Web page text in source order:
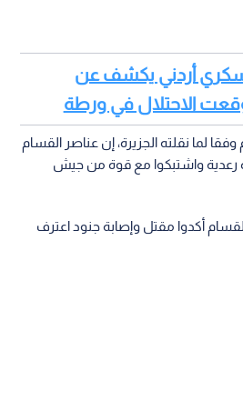
عسكري أردني يكشف عن
الاحتلال في ورطة
لما نقلته الجزيرة، إن عناصر القسام
رعدية واشتبكوا مع قوة من جيش
أكدوا مقتل وإصابة جنود اعترف